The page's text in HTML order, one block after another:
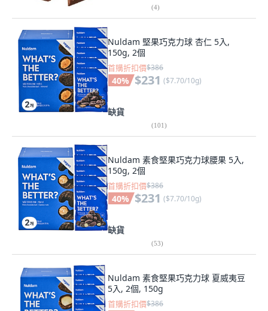
(4)
Nuldam 堅果巧克力球 杏仁 5入,
150g, 2個
首購折扣價$386
40% $231 ($7.70/10g)
缺貨
(101)
Nuldam 素食堅果巧克力球腰果 5入,
150g, 2個
首購折扣價$386
40% $231 ($7.70/10g)
缺貨
(53)
Nuldam 素食堅果巧克力球 夏威夷豆
5入, 2個, 150g
首購折扣價$386